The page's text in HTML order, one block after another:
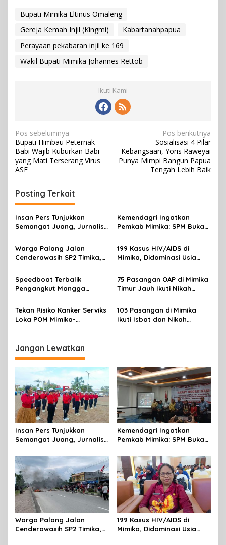
Bupati Mimika Eltinus Omaleng
Gereja Kemah Injil (Kingmi)
Kabartanahpapua
Perayaan pekabaran injil ke 169
Wakil Bupati Mimika Johannes Rettob
Ikuti Kami
N
a
v
i
g
a
s
i
p
o
s
Pos sebelumnya
Bupati Himbau Peternak
Babi Wajib Kuburkan Babi
yang Mati Terserang Virus
ASF
Pos berikutnya
Sosialisasi 4 Pilar
Kebangsaan, Yoris Raweyai
Punya Mimpi Bangun Papua
Tengah Lebih Baik
Posting Terkait
Insan Pers Tunjukkan
Semangat Juang, Jurnalis
Meriahkan Lomba Gerak
Jalan Kreasi HUT ke-81 RI
Kemendagri Ingatkan
Pemkab Mimika: SPM Bukan
Wujud Nyata Pelayanan
Rakyat
Warga Palang Jalan
Cenderawasih SP2 Timika,
Pemicunya
199 Kasus HIV/AIDS di
Mimika, Didominasi Usia
Speedboat Terbalik
Pengangkut Mangga
75 Pasangan OAP di Mimika
Timur Jauh Ikuti Nikah
Tekan Risiko Kanker Serviks
Loka POM Mimika-
103 Pasangan di Mimika
Ikuti Isbat dan Nikah
Jangan Lewatkan
Insan Pers Tunjukkan
Semangat Juang, Jurnalis
Meriahkan Lomba Gerak
Jalan Kreasi HUT ke-81 RI
Kemendagri Ingatkan
Pemkab Mimika: SPM Bukan
Wujud Nyata Pelayanan
Rakyat
Warga Palang Jalan
Cenderawasih SP2 Timika,
199 Kasus HIV/AIDS di
Mimika, Didominasi Usia